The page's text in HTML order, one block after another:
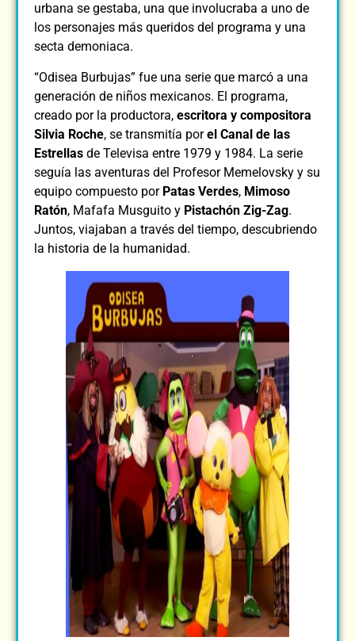
urbana se gestaba, una que involucraba a uno de
los personajes más queridos del programa y una
secta demoniaca.
“Odisea Burbujas” fue una serie que marcó a una
generación de niños mexicanos. El programa,
creado por la productora, escritora y compositora
Silvia Roche, se transmitía porel Canal de las
Estrellas de Televisa entre 1979 y 1984. La serie
seguía las aventuras del Profesor Memelovsky y su
equipo compuesto por Patas Verdes, Mimoso
Ratón, Mafafa Musguito y Pistachón Zig-Zag.
Juntos, viajaban a través del tiempo, descubriendo
la historia de la humanidad.